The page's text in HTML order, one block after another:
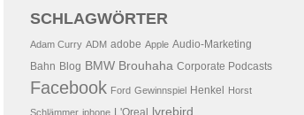
SCHLAGWÖRTER
Adam Curry ADM adobe Apple Audio-Marketing
Bahn Blog BMW Brouhaha Corporate Podcasts
Facebook Ford Gewinnspiel Henkel Horst
Schlämmer iphone L'Oreal lyrebird